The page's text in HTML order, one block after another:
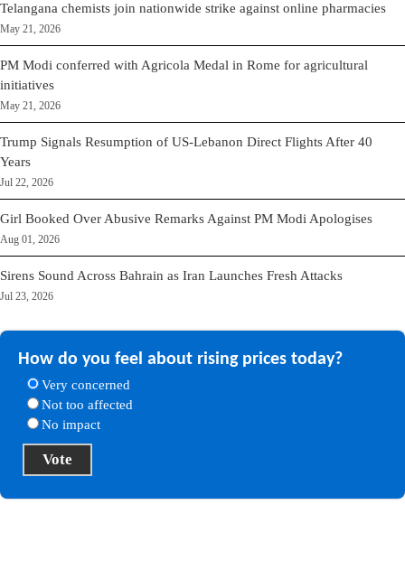
Telangana chemists join nationwide strike against online pharmacies
May 21, 2026
PM Modi conferred with Agricola Medal in Rome for agricultural
initiatives
May 21, 2026
Trump Signals Resumption of US-Lebanon Direct Flights After 40
Years
Jul 22, 2026
Girl Booked Over Abusive Remarks Against PM Modi Apologises
Aug 01, 2026
Sirens Sound Across Bahrain as Iran Launches Fresh Attacks
Jul 23, 2026
How do you feel about rising prices today?
Very concerned
Not too affected
No impact